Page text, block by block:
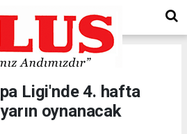
Ligi'nde 4. hafta
oynanacak